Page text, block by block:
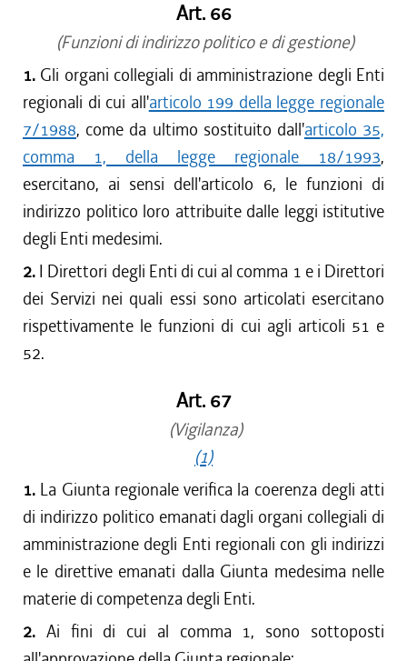
Art. 66
(Funzioni di indirizzo politico e di gestione)
1. Gli organi collegiali di amministrazione degli Enti
regionali di cui all'articolo 199 della legge regionale
7/1988, come da ultimo sostituito dall'articolo 35,
comma 1, della legge regionale 18/1993,
esercitano, ai sensi dell'articolo 6, le funzioni di
indirizzo politico loro attribuite dalle leggi istitutive
degli Enti medesimi.
2. I Direttori degli Enti di cui al comma 1 e i Direttori
dei Servizi nei quali essi sono articolati esercitano
rispettivamente le funzioni di cui agli articoli 51 e
52.
Art. 67
(Vigilanza)
(1)
1. La Giunta regionale verifica la coerenza degli atti
di indirizzo politico emanati dagli organi collegiali di
amministrazione degli Enti regionali con gli indirizzi
e le direttive emanati dalla Giunta medesima nelle
materie di competenza degli Enti.
2. Ai fini di cui al comma 1, sono sottoposti